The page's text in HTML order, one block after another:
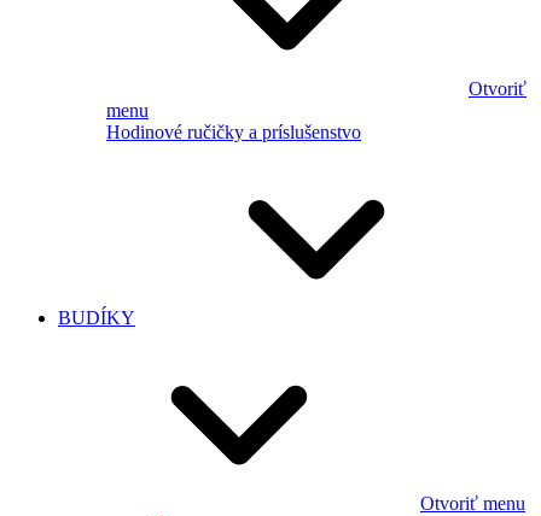
Otvoriť
menu
Hodinové ručičky a príslušenstvo
BUDÍKY
Otvoriť menu